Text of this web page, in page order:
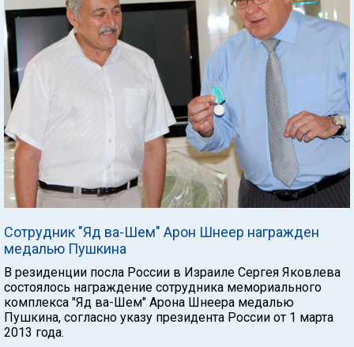
Сотрудник "Яд ва-Шем" Арон Шнеер награжден
медалью Пушкина
В резиденции посла России в Израиле Сергея Яковлева
состоялось награждение сотрудника мемориального
комплекса "Яд ва-Шем" Арона Шнеера медалью
Пушкина, согласно указу президента России от 1 марта
2013 года.